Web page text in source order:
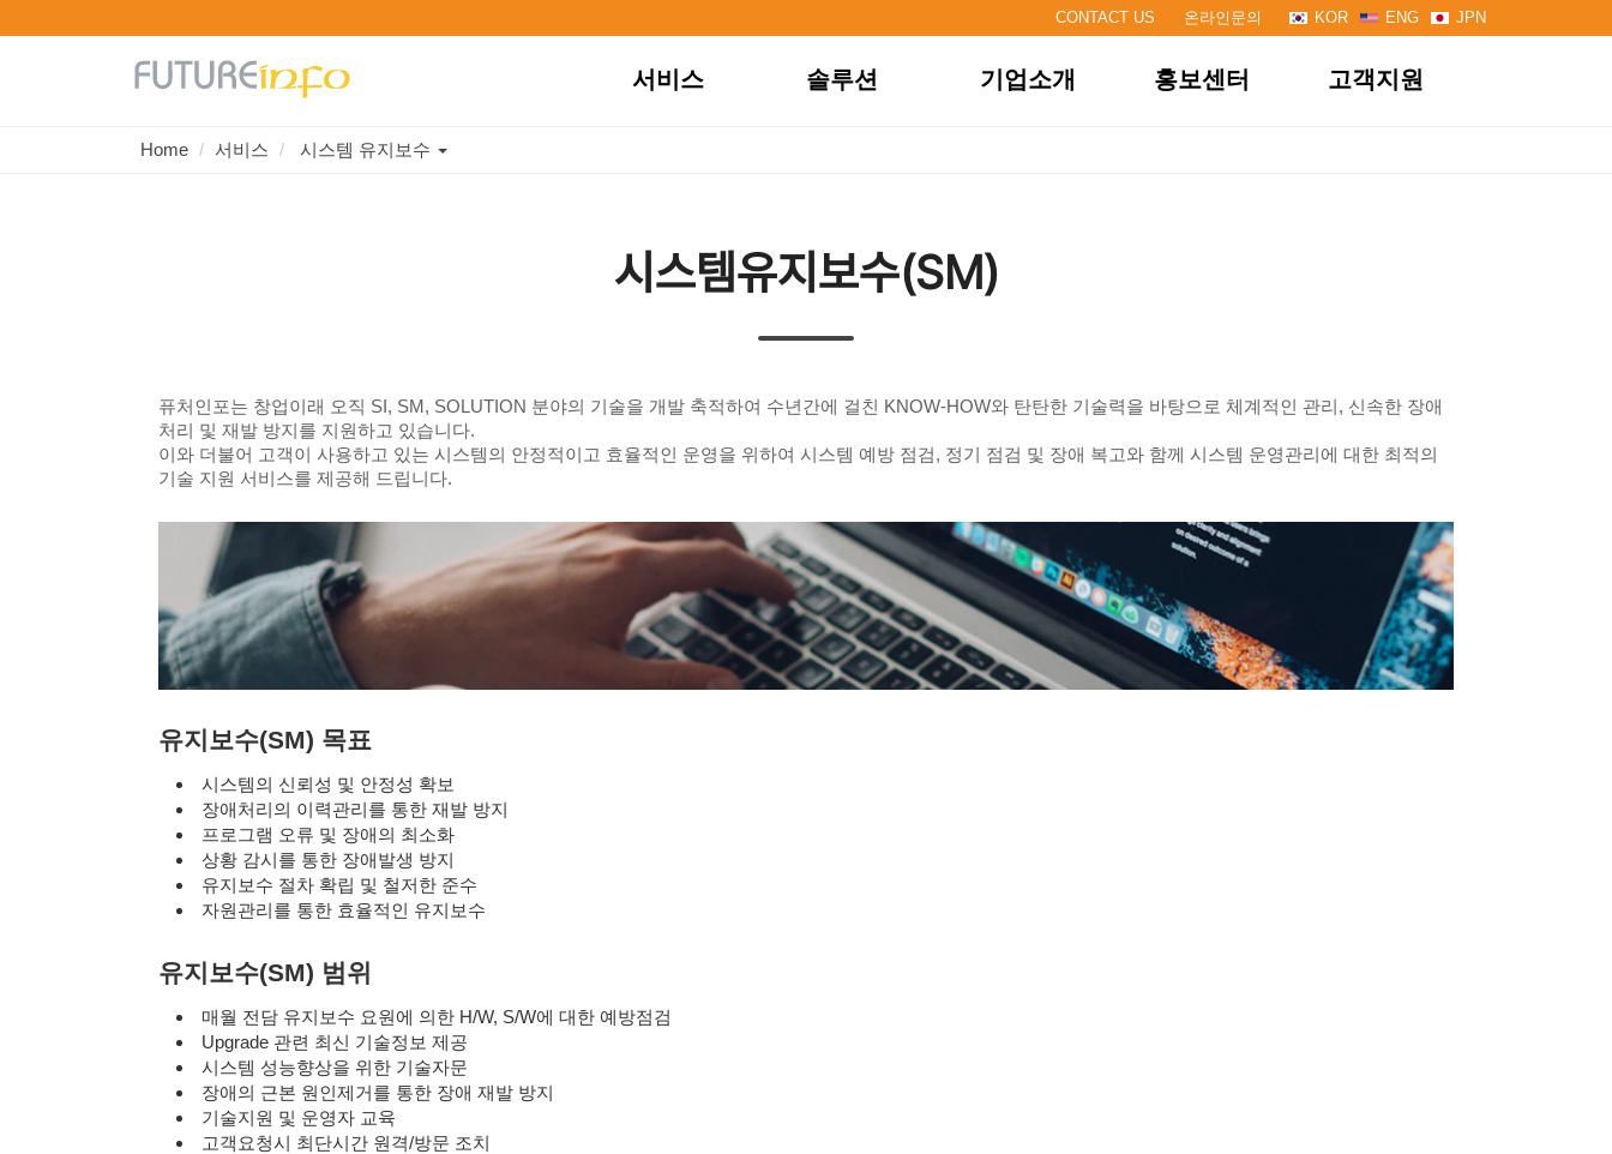
CONTACT US 온라인문의 KOR ENG JPN
서비스
컨설팅
웹서비스
솔루션
교회용 솔루션
기업소개
브랜드
조직도
홍보센터 고객지원
Home 서비스 시스템 유지보수
Toggle
시스템유지보수(SM)
퓨처인포는 창업이래 오직 SI, SM, SOLUTION 분야의 기술을 개발 축적하여 수년간에 걸친 KNOW-HOW와 탄탄한 기술력을 바탕으로 체계적인 관리, 신속한 장애
처리 및 재발 방지를 지원하고 있습니다.
이와 더불어 고객이 사용하고 있는 시스템의 안정적이고 효율적인 운영을 위하여 시스템 예방 점검, 정기 점검 및 장애 복고와 함께 시스템 운영관리에 대한 최적의
기술 지원 서비스를 제공해 드립니다.
유지보수(SM) 목표
시스템의 신뢰성 및 안정성 확보
장애처리의 이력관리를 통한 재발 방지
프로그램 오류 및 장애의 최소화
상황 감시를 통한 장애발생 방지
유지보수 절차 확립 및 철저한 준수
자원관리를 통한 효율적인 유지보수
유지보수(SM) 범위
매월 전담 유지보수 요원에 의한 H/W, S/W에 대한 예방점검
Upgrade 관련 최신 기술정보 제공
시스템 성능향상을 위한 기술자문
장애의 근본 원인제거를 통한 장애 재발 방지
기술지원 및 운영자 교육
고객요청시 최단시간 원격/방문 조치